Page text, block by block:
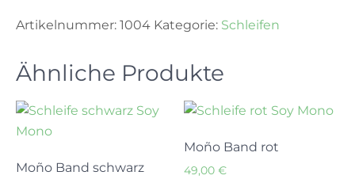
Menge
Artikelnummer: 1004 Kategorie: Schleifen
Ähnliche Produkte
Moño Band schwarz
Moño Band rot
49,00€